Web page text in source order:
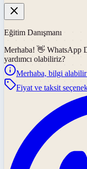
Eğitim Danışmanı
Merhaba! 👋 WhatsApp
yardımcı olabiliriz?
Merhaba, bilgi
Fiyat ve taksit